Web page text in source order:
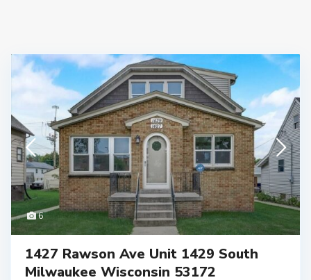
6
1427 Rawson Ave Unit 1429 South
Milwaukee Wisconsin 53172